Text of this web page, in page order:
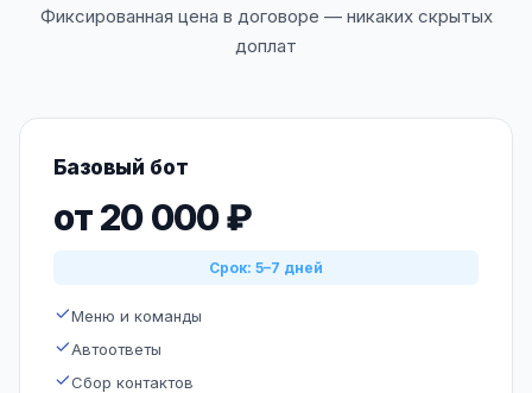
Фиксированная цена в договоре — никаких скрытых
доплат
Базовый бот
от 20 000 ₽
Срок: 5–7 дней
Меню и команды
Автоответы
Сбор контактов